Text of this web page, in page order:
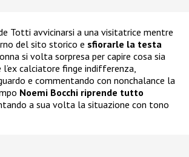
Totti avvicinarsi a una visitatrice mentre
del sito storico e sfiorarle la testa
si volta sorpresa per capire cosa sia
calciatore finge indifferenza,
e commentando con nonchalance la
Noemi Bocchi riprende tutto
a sua volta la situazione con tono